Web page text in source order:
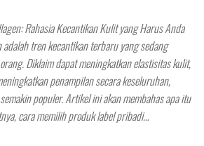
Rahasia Kecantikan Kulit yang Harus Anda
tren kecantikan terbaru yang sedang
Diklaim dapat meningkatkan elastisitas kulit,
penampilan secara keseluruhan,
populer. Artikel ini akan membahas apa itu
cara memilih produk label pribadi…